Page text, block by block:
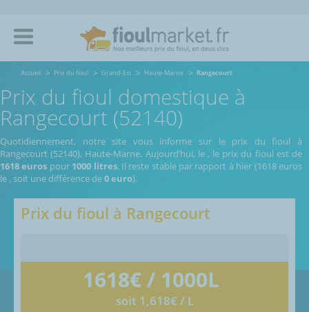
Accueil Prix du fioul Grand-Est Haute-Marne Rangecourt
Prix du fioul domestique à
Rangecourt (52140)
Quotidiennement, notre site vous informe sur le prix du fioul à
Rangecourt (52140), Haute-Marne. Aujourd’hui, le , le prix du fioul est de
1618 euros pour 1000 litres. Il reste stable par rapport à hier (1618 euros
le , soit une différence de0 euro).
Prix du fioul à Rangecourt
1618€ / 1000L
soit 1,618€ / L